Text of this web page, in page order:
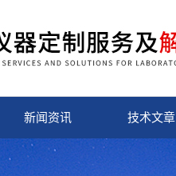
新闻资讯 技术文章